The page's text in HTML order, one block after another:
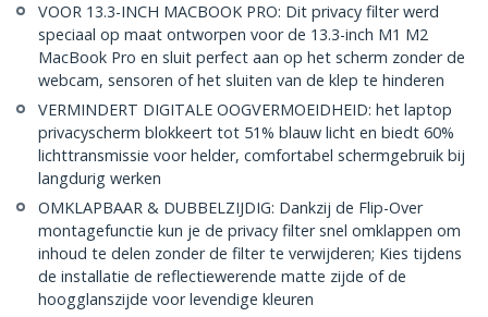
VOOR 13.3-INCH MACBOOK PRO: Dit privacy filter werd
speciaal op maat ontworpen voor de 13.3-inch M1 M2
MacBook Pro en sluit perfect aan op het scherm zonder de
webcam, sensoren of het sluiten van de klep te hinderen
VERMINDERT DIGITALE OOGVERMOEIDHEID: het laptop
privacyscherm blokkeert tot 51% blauw licht en biedt 60%
lichttransmissie voor helder, comfortabel schermgebruik bij
langdurig werken
OMKLAPBAAR & DUBBELZIJDIG: Dankzij de Flip-Over
montagefunctie kun je de privacy filter snel omklappen om
inhoud te delen zonder de filter te verwijderen; Kies tijdens
de installatie de reflectiewerende matte zijde of de
hoogglanszijde voor levendige kleuren